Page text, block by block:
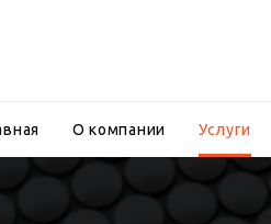
О компании Услуги